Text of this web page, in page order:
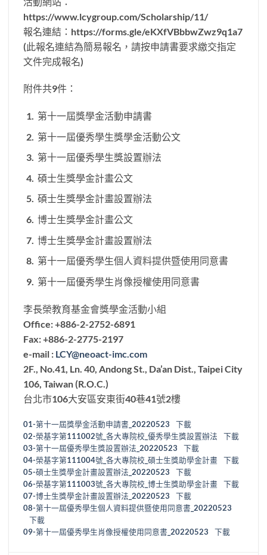
https://www.lcygroup.com/Scholarship/11/
報名連結：https://forms.gle/eKXfVBbbwZwz9q1a7
(此報名連結為簡易報名，請按申請書要求繳交指定
文件完成報名)
附件共9件：
第十一屆獎學金活動申請書
第十一屆優秀學生獎學金活動公文
第十一屆優秀學生獎設置辦法
碩士生獎學金計畫公文
碩士生獎學金計畫設置辦法
博士生獎學金計畫公文
博士生獎學金計畫設置辦法
第十一屆優秀學生個人資料提供暨使用同意書
第十一屆優秀學生肖像授權使用同意書
李長榮教育基金會獎學金活動小組
Office: +886-2-2752-6891
Fax: +886-2-2775-2197
e-mail : LCY@neoact-imc.com
2F., No.41, Ln. 40, Andong St., Da’an Dist., Taipei City
106, Taiwan (R.O.C.)
台北市106大安區安東街40巷41號2樓
01-第十一屆獎學金活動申請書_20220523
下載
02-榮基字第111002號_各大專院校_優秀學生獎設置辦法
下載
03-第十一屆優秀學生獎設置辦法_20220523
下載
04-榮基字第111004號_各大專院校_碩士生獎助學金計畫
下載
05-碩士生獎學金計畫設置辦法_20220523
下載
06-榮基字第111003號_各大專院校_博士生獎助學金計畫
下載
07-博士生獎學金計畫設置辦法_20220523
下載
08-第十一屆優秀學生個人資料提供暨使用同意書_20220523
下載
09-第十一屆優秀學生肖像授權使用同意書_20220523
下載